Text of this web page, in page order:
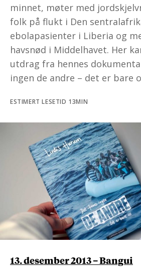
minnet, møter med
folk på flukt i Den
ebolapasienter i Liberia og
havsnød i Middelhavet. Her
utdrag fra hennes
ingen de andre – det er bare
ESTIMERT LESETID 13MIN
13. desember 2013 – Bangui